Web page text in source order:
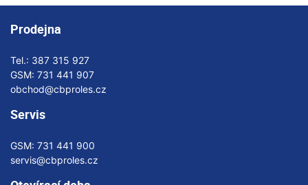
Prodejna
Tel.: 387 315 927
GSM: 731 441 907
obchod@cbproles.cz
Servis
GSM: 731 441 900
servis@cbproles.cz